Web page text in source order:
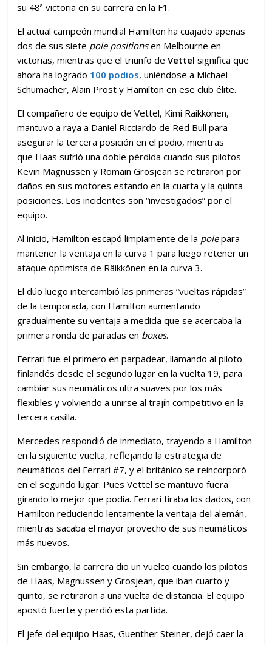
su 48ª victoria en su carrera en la F1.
El actual campeón mundial Hamilton ha cuajado apenas
dos de sus siete pole positionsen Melbourne en
victorias, mientras que el triunfo deVettel significa que
ahora ha logrado 100 podios, uniéndose a Michael
Schumacher, Alain Prost y Hamilton en ese club élite.
El compañero de equipo de Vettel, Kimi Räikkönen,
mantuvo a raya a Daniel Ricciardo de Red Bull para
asegurar la tercera posición en el podio, mientras
que Haas sufrió una doble pérdida cuando sus pilotos
Kevin Magnussen y Romain Grosjean se retiraron por
daños en sus motores estando en la cuarta y la quinta
posiciones. Los incidentes son “investigados” por el
equipo.
Al inicio, Hamilton escapó limpiamente de la polepara
mantener la ventaja en la curva 1 para luego retener un
ataque optimista de Räikkönen en la curva 3.
El dúo luego intercambió las primeras “vueltas rápidas”
de la temporada, con Hamilton aumentando
gradualmente su ventaja a medida que se acercaba la
primera ronda de paradas en boxes.
Ferrari fue el primero en parpadear, llamando al piloto
finlandés desde el segundo lugar en la vuelta 19, para
cambiar sus neumáticos ultra suaves por los más
flexibles y volviendo a unirse al trajín competitivo en la
tercera casilla.
Mercedes respondió de inmediato, trayendo a Hamilton
en la siguiente vuelta, reflejando la estrategia de
neumáticos del Ferrari #7, y el británico se reincorporó
en el segundo lugar. Pues Vettel se mantuvo fuera
girando lo mejor que podía. Ferrari tiraba los dados, con
Hamilton reduciendo lentamente la ventaja del alemán,
mientras sacaba el mayor provecho de sus neumáticos
más nuevos.
Sin embargo, la carrera dio un vuelco cuando los pilotos
de Haas, Magnussen y Grosjean, que iban cuarto y
quinto, se retiraron a una vuelta de distancia. El equipo
apostó fuerte y perdió esta partida.
El jefe del equipo Haas, Guenther Steiner, dejó caer la